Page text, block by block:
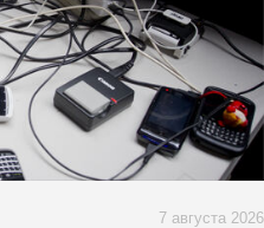
7 августа 2026